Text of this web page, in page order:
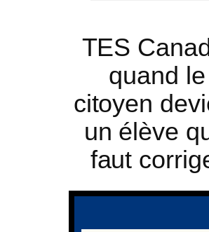
c
h
e
r
TES
quand le
citoyen
un élève
faut